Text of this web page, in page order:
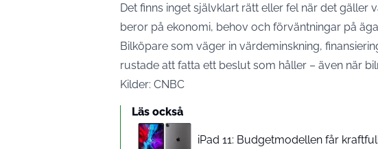
Det finns inget självklart rätt eller fel när det gäller
beror på ekonomi, behov och förväntningar på
Bilköpare som väger in värdeminskning,
rustade att fatta ett beslut som håller – även när
Kilder: CNBC
Läs också
iPad 11: Budgetmodellen får